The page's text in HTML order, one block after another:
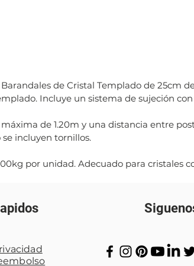
de Cristal Templado de 25cm
Incluye un sistema de sujeción
de 1.20m y una distancia entre
incluyen tornillos.
por unidad. Adecuado para cristales
bolso